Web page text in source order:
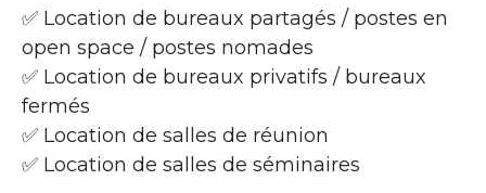
✅ Location de bureaux partagés / postes en
open space / postes nomades
✅ Location de bureaux privatifs / bureaux
fermés
✅ Location de salles de réunion
✅ Location de salles de séminaires